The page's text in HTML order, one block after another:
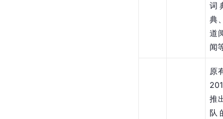
词
典
道
闻
原
推
队